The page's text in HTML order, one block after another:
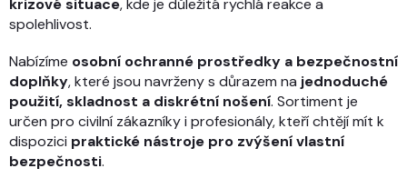
krizové situace, kde je důležitá rychlá reakce a
spolehlivost.
Nabízíme osobní ochranné prostředky a bezpečnostní
doplňky, které jsou navrženy s důrazem na jednoduché
použití, skladnost a diskrétní nošení. Sortiment je
určen pro civilní zákazníky i profesionály, kteří chtějí mít k
dispozici praktické nástroje pro zvýšení vlastní
bezpečnosti.